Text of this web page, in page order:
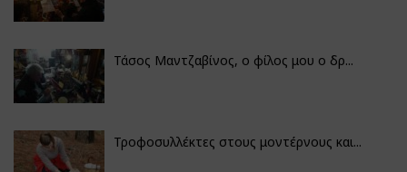
Τάσος Μαντζαβίνος, ο φίλος μου ο δρ...
Τροφοσυλλέκτες στους μοντέρνους και...